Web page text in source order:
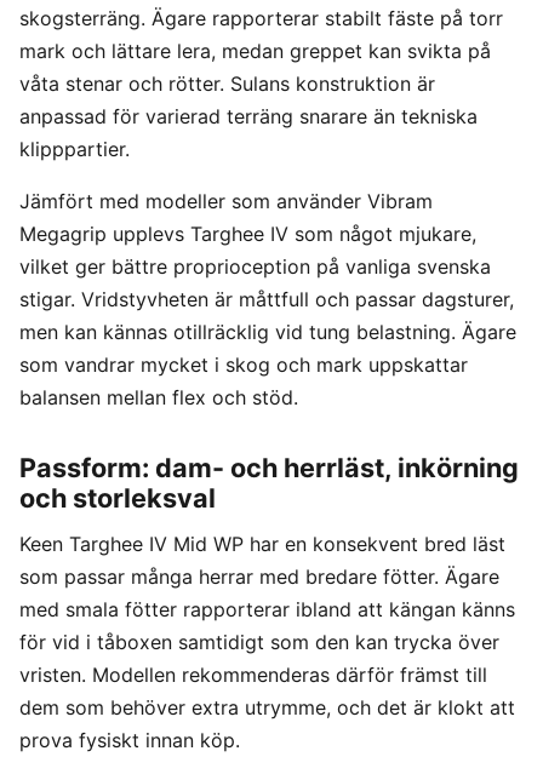
skogsterräng. Ägare rapporterar stabilt fäste på torr
mark och lättare lera, medan greppet kan svikta på
våta stenar och rötter. Sulans konstruktion är
anpassad för varierad terräng snarare än tekniska
klipppartier.
Jämfört med modeller som använder Vibram
Megagrip upplevs Targhee IV som något mjukare,
vilket ger bättre proprioception på vanliga svenska
stigar. Vridstyvheten är måttfull och passar dagsturer,
men kan kännas otillräcklig vid tung belastning. Ägare
som vandrar mycket i skog och mark uppskattar
balansen mellan flex och stöd.
Passform: dam- och herrläst, inkörning
och storleksval
Keen Targhee IV Mid WP har en konsekvent bred läst
som passar många herrar med bredare fötter. Ägare
med smala fötter rapporterar ibland att kängan känns
för vid i tåboxen samtidigt som den kan trycka över
vristen. Modellen rekommenderas därför främst till
dem som behöver extra utrymme, och det är klokt att
prova fysiskt innan köp.